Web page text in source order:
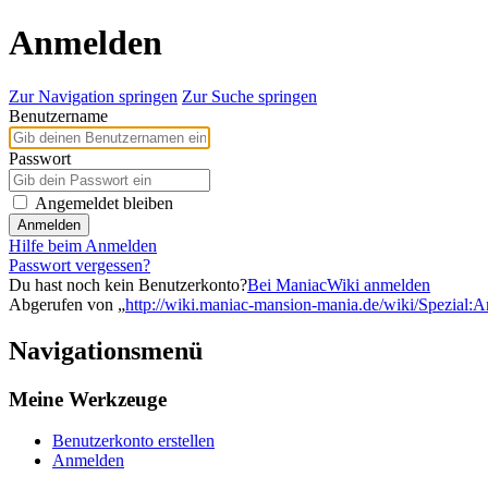
Anmelden
Zur Navigation springen Zur Suche springen
Benutzername
Passwort
Angemeldet bleiben
Anmelden
Hilfe beim Anmelden
Passwort vergessen?
Du hast noch kein Benutzerkonto?Bei ManiacWiki anmelden
Abgerufen von „http://wiki.maniac-mansion-mania.de/wiki/
Navigationsmenü
Meine Werkzeuge
Benutzerkonto erstellen
Anmelden